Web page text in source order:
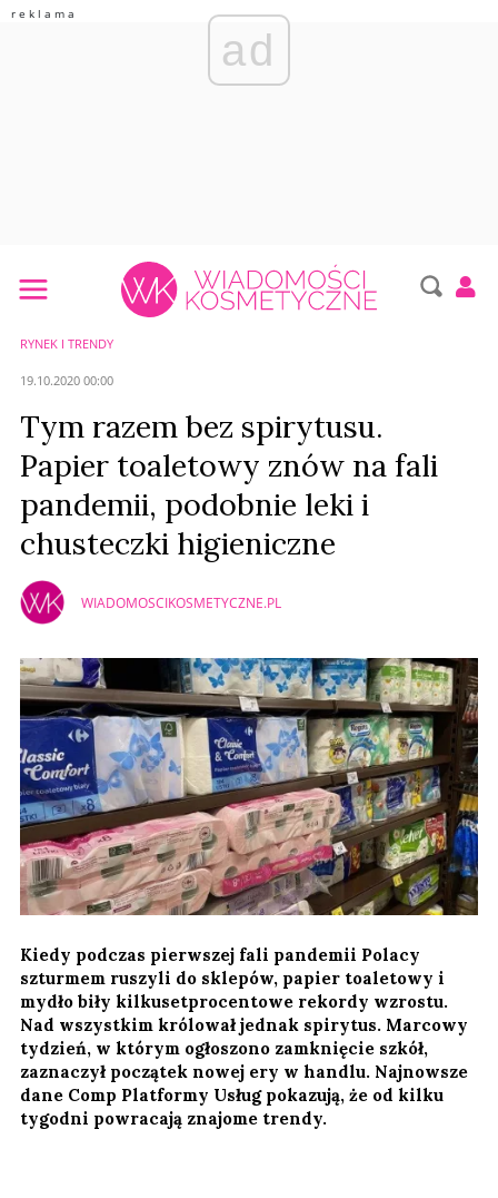
ad
RYNEK I TRENDY
19.10.2020 00:00
Tym razem bez spirytusu.
Papier toaletowy znów na fali
pandemii, podobnie leki i
chusteczki higieniczne
WIADOMOSCIKOSMETYCZNE.PL
Kiedy podczas pierwszej fali pandemii Polacy
szturmem ruszyli do sklepów, papier toaletowy i
mydło biły kilkusetprocentowe rekordy wzrostu.
Nad wszystkim królował jednak spirytus. Marcowy
tydzień, w którym ogłoszono zamknięcie szkół,
zaznaczył początek nowej ery w handlu. Najnowsze
dane Comp Platformy Usług pokazują, że od kilku
tygodni powracają znajome trendy.